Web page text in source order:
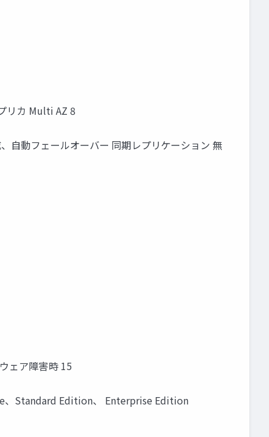
リカ Multi AZ 8
自動フェールオーバー 同期レプリケーション 無
ェア障害時 15
、Standard Edition、 Enterprise Edition